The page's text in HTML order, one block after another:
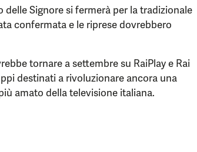
delle Signore si fermerà per la tradizionale
confermata e le riprese dovrebbero
tornare a settembre su RaiPlay e Rai
destinati a rivoluzionare ancora una
amato della televisione italiana.